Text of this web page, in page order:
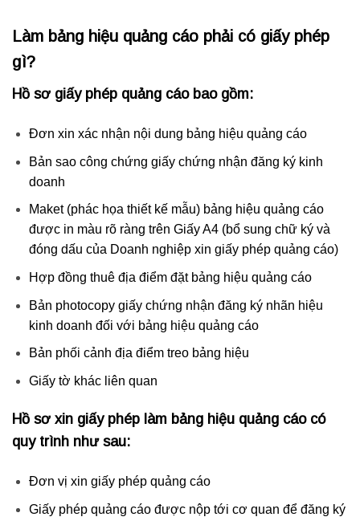
Làm bảng hiệu quảng cáo phải có giấy phép
gì?
Hồ sơ giấy phép quảng cáo bao gồm:
Đơn xin xác nhận nội dung bảng hiệu quảng cáo
Bản sao công chứng giấy chứng nhận đăng ký kinh
doanh
Maket (phác họa thiết kế mẫu) bảng hiệu quảng cáo
được in màu rõ ràng trên Giấy A4 (bổ sung chữ ký và
đóng dấu của Doanh nghiệp xin giấy phép quảng cáo)
Hợp đồng thuê địa điểm đặt bảng hiệu quảng cáo
Bản photocopy giấy chứng nhận đăng ký nhãn hiệu
kinh doanh đối với bảng hiệu quảng cáo
Bản phối cảnh địa điểm treo bảng hiệu
Giấy tờ khác liên quan
Hồ sơ xin giấy phép làm bảng hiệu quảng cáo có
quy trình như sau:
Đơn vị xin giấy phép quảng cáo
Giấy phép quảng cáo được nộp tới cơ quan để đăng ký